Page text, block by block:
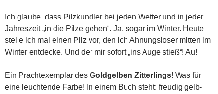
Ich glaube, dass Pilzkundler bei jeden Wetter und in jeder
Jahreszeit „in die Pilze gehen“. Ja, sogar im Winter. Heute
stelle ich mal einen Pilz vor, den ich Ahnungsloser mitten im
Winter entdecke. Und der mir sofort „ins Auge stieß“! Au!
Ein Prachtexemplar des Goldgelben Zitterlings! Was für
eine leuchtende Farbe! In einem Buch steht: freudig gelb-